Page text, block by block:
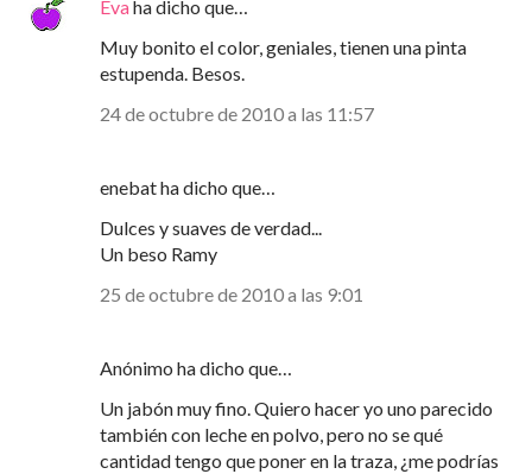
Evaha dicho que…
Muy bonito el color, geniales, tienen una pinta
estupenda. Besos.
24 de octubre de 2010 a las 11:57
enebat ha dicho que…
Dulces y suaves de verdad...
Un beso Ramy
25 de octubre de 2010 a las 9:01
Anónimo ha dicho que…
Un jabón muy fino. Quiero hacer yo uno parecido
también con leche en polvo, pero no se qué
cantidad tengo que poner en la traza, ¿me podrías